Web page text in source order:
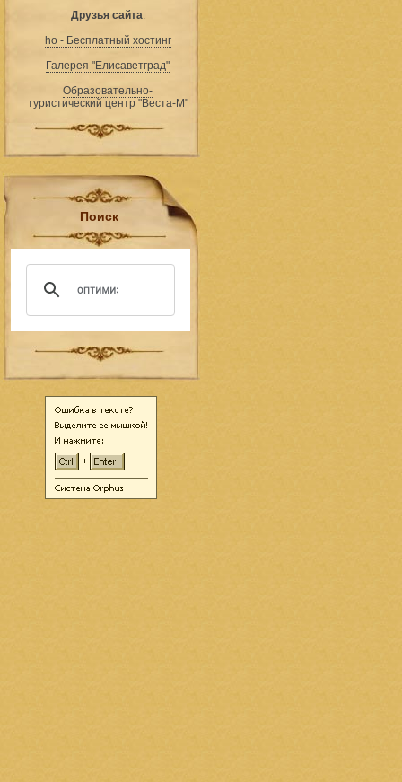
Друзья сайта:
ho - Бесплатный хостинг
Галерея "Елисаветград"
Образовательно-
туристический центр "Веста-М"
Поиск